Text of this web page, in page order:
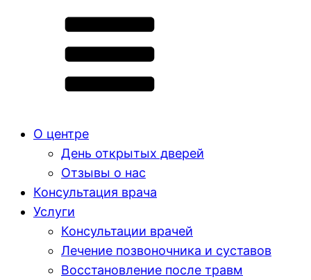
О центре
День открытых дверей
Отзывы о нас
Консультация врача
Услуги
Консультации врачей
Лечение позвоночника и суставов
Восстановление после травм